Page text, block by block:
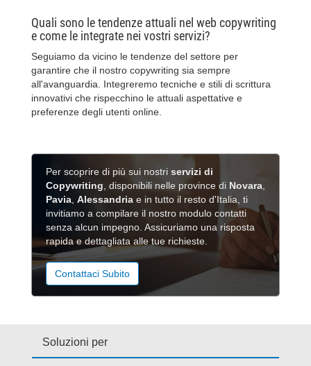
Quali sono le tendenze attuali nel web copywriting
e come le integrate nei vostri servizi?
Seguiamo da vicino le tendenze del settore per
garantire che il nostro copywriting sia sempre
all'avanguardia. Integreremo tecniche e stili di scrittura
innovativi che rispecchino le attuali aspettative e
preferenze degli utenti online.
Per scoprire di più sui nostri servizi di
Copywriting , disponibili nelle province di Novara
Pavia Alessandria e in tutto il resto d'Italia, ti
invitiamo a compilare il nostro modulo contatti
senza alcun impegno. Assicuriamo una risposta
rapida e dettagliata alle tue richieste.
Contattaci Subito
Soluzioni per